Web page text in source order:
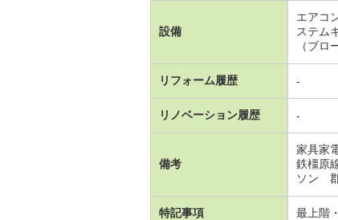
設備
エアコ
ステム
（ブロ
リフォーム履歴 -
リノベーション履歴 -
備考
家具家
鉄橿原
ソン 郡
特記事項 最上階